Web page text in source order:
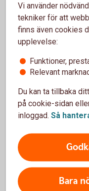
Senior having a
Ring och
Misstänker du att
av med mobil eller
onormalt i våra
Anmäl bedrägeri
Lär dig
skyddadig
Vi använder
tekniker för att
finns även cookies
upplevelse:
Funktioner,
Relevant
Du kan ta tillbaka
på cookie-sidan
inloggad. Så
Bara